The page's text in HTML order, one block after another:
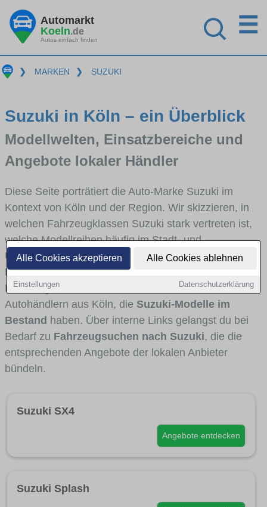
Alle Cookies akzeptieren Alle Cookies ablehnen
Einstellungen Datenschutzerklärung
Automarkt
Koeln.de
Autos einfach finden
☰
❯ MARKEN ❯ SUZUKI
Suzuki in Köln – ein Überblick
Modellwelten, Einsatzbereiche und
Angebote lokaler Händler
Diese Seite porträtiert die Auto-Marke Suzuki im
Kontext von Köln und der Region. Wir skizzieren, in
welchen Fahrzeugklassen Suzuki stark vertreten ist,
welche Modellreihen häufig im Stadt- und
Umlandverkehr zu sehen sind und für welche
Fahrertypen die Marke interessant ist. Viele
Fahrzeuge stammen von Autohäusern und
Autohändlern aus Köln, die Suzuki-Modelle im
Bestand haben. Über interne Links gelangst du bei
Bedarf zu Fahrzeugsuchen nach Suzuki, die die
entsprechenden Angebote der lokalen Anbieter
bündeln.
Suzuki SX4
Angebote entdecken
Suzuki Splash